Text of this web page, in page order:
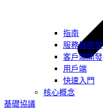
指南
服務器開發
客戶端開發
用戶端
快速入門
核心概念
基礎協議